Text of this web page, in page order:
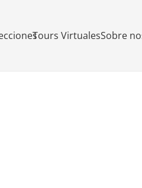
Tours VirtualesSobre